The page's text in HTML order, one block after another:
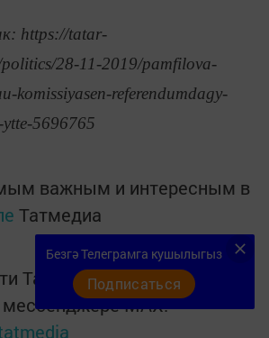
https://tatar-
28-11-2019/pamfilova-
komissiyasen-referendumdagy-
5696765
важным и интересным в
Татмедиа
Татарстана в
MАХ:
Безгә Телеграмга кушылыгыз
Подписаться